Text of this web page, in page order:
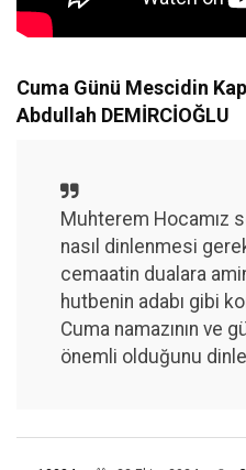
Cuma Günü Mescidin
Abdullah DEMİRCİOĞLU
Muhterem Hocamız
nasıl dinlenmesi
cemaatin dualara
hutbenin adabı gibi
Cuma namazının ve
önemli olduğunu